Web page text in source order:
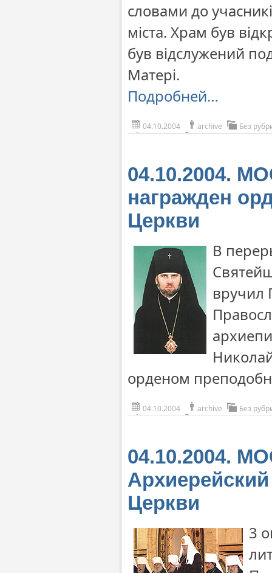
словами до
міста. Храм був
був відслужений
Матері.
Подробней…
04.10.2004 archive Без
04.10.2004.
награжден
Церкви
В
вручил
орденом
04.10.2004 archive Без
04.10.2004.
Церкви
3